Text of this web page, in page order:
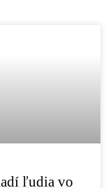
ľudia vo